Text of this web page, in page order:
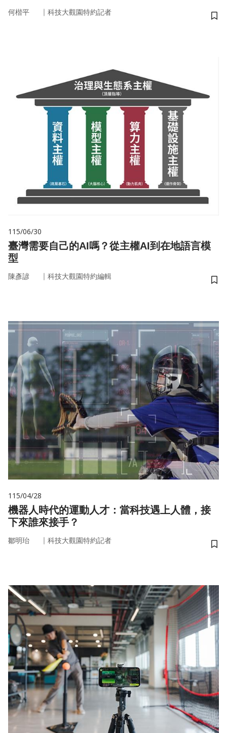
何楷平 ｜ 科技大觀園特約記者
儲
115/06/30
臺灣需要自己的AI嗎？從主權AI到在地語言模
型
陳彥諺 ｜ 科技大觀園特約編輯
儲
115/04/28
機器人時代的運動人才：當科技遇上人體，接
下來誰來接手？
鄒明珆 ｜ 科技大觀園特約記者
儲